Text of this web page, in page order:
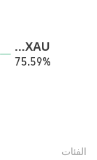
الفئات